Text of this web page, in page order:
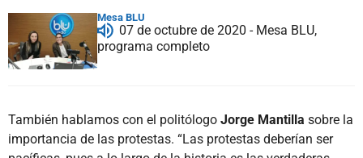
Mesa BLU
07 de octubre de 2020 - Mesa BLU,
programa completo
También hablamos con el politólogo Jorge Mantilla sobre la
importancia de las protestas. “Las protestas deberían ser